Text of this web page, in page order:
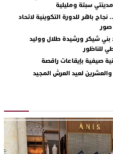
سبتة ومليلية
باهر للدورة التكوينية لاتحاد
صور
شيكر ورشيدة طلال ووليد
للناظور
صيفية بإيقاعات راقصة
لعيد العرش المجيد
وتؤكد مكانتها بأداء مميز في
كواليس مثيرة لعملية تحرير
التكوين بالجديدة ويستضيف